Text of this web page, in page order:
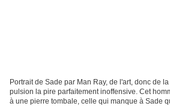
Portrait de Sade par Man Ray, de l'art, donc de
pulsion la pire parfaitement inoffensive. Cet
à une pierre tombale, celle qui manque à Sade